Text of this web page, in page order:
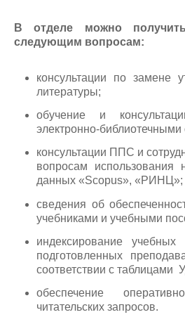
В отделе можно
следующим вопросам:
консультации по замене
литературы;
обучение и
электронно-библиотечными
консультации ППС и
вопросам использования
данных «Scopus», «РИНЦ»;
сведения об
учебниками и учебными
индексирование
подготовленных
соответствии с таблицами
обеспечение
читательских запросов.